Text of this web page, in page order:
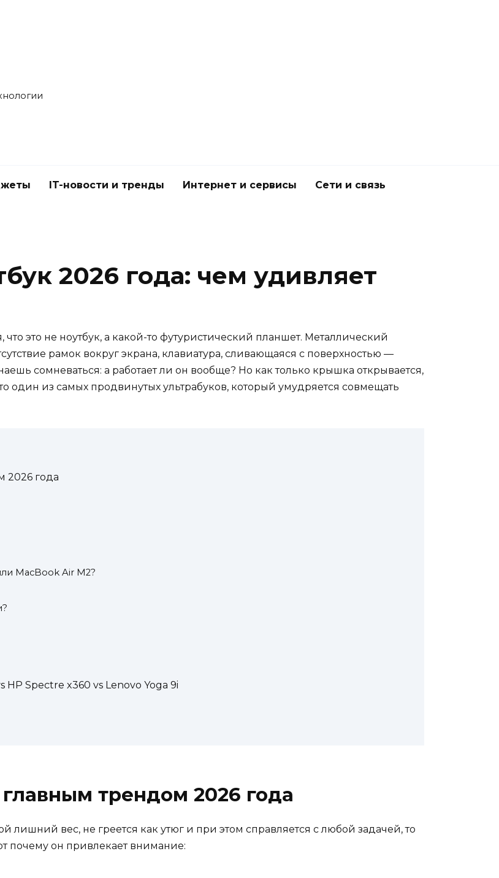
IT-новости и тренды Интернет и сервисы Сети и связь
2026 года: чем удивляет
это не ноутбук, а какой-то футуристический планшет. Металлический
рамок вокруг экрана, клавиатура, сливающаяся с поверхностью —
сомневаться: а работает ли он вообще? Но как только крышка открывается,
один из самых продвинутых ультрабуков, который умудряется совмещать
2026 года
MacBook Air M2?
HP Spectre x360 vs Lenovo Yoga 9i
главным трендом 2026 года
лишний вес, не греется как утюг и при этом справляется с любой задачей, то
почему он привлекает внимание: